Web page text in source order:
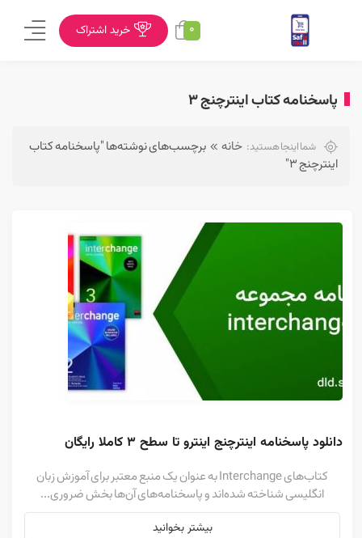
0 خرید اشتراک
پاسخنامه کتاب اینترچنج ۳
شما اینجا هستید: خانه
برچسب‌های نوشته‌ها "پاسخنامه کتاب
اینترچنج ۳"
دانلود پاسخنامه اینترچنج اینترو تا سطح ۳ کاملا رایگان
کتاب‌های Interchange به عنوان یک منبع معتبر برای آموزش زبان
انگلیسی شناخته شده‌اند و پاسخنامه‌های آن‌ها بخش ضروری...
بیشتر بخوانید